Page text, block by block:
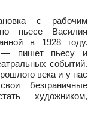
с рабочим
пьесе Василия
в 1928 году.
— пишет пьесу и
событий.
века и у нас
безграничные
художником,